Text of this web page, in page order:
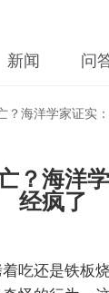
新闻 问
海洋学家证实
？海洋
经疯了
吃还是铁板